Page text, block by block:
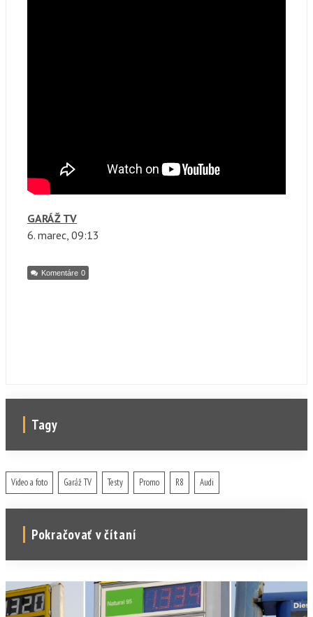
GARÁŽ TV
6. marec, 09:13
Komentáre 0
Tagy
Video a foto Garáž TV Testy Promo R8 Audi
Pokračovať v čítaní